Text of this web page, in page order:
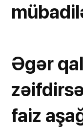
Əgər
faiz